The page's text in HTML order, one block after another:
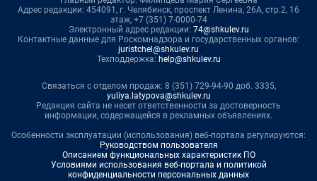
Адрес редакции: 454091, г. Челябинск, проспект Ленина, 26А, стр.2, 16
этаж, +7 (351) 7-0000-74
Электронный адрес редакции: 74@shkulev.ru
Контактные данные для Роскомнадзора и государственных органов:
juristchel@shkulev.ru
Техподдержка: help@shkulev.ru
Связаться с отделом продаж: 8 (351) 729-94-90 доб. 3335,
yuliya.latypova@shkulev.ru
Редакция сайта не несет ответственности за достоверность
информации, содержащейся в рекламных объявлениях.
Особенности эксплуатации (использования) веб-портала регулируются:
Руководством пользователя
Описанием функциональных характеристик ПО
Условиями использования веб-портала и политикой
конфиденциальности персональных данных